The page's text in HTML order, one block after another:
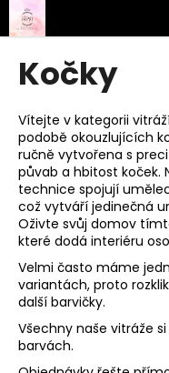
Přejít
na
obsah
Kočky
Vítejte v kategorii
podobě okouzlujících
ručně vytvořena s
půvab a hbitost koček.
technice spojují
což vytváří jedinečná
Oživte svůj domov
které dodá interiéru
Velmi často máme
variantách, proto
další barvičky.
Všechny naše vitráže
barvách.
o
o
p
o
t
ř
e
b
u
j
e
t